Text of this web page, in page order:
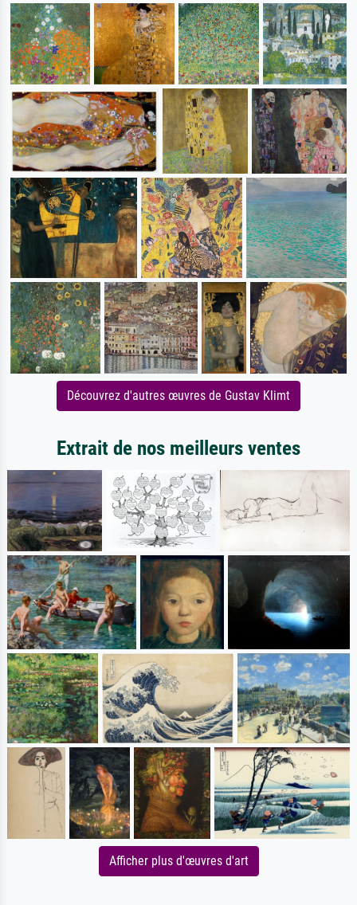
Découvrez d'autres œuvres de Gustav Klimt
Extrait de nos meilleurs ventes
Afficher plus d'œuvres d'art